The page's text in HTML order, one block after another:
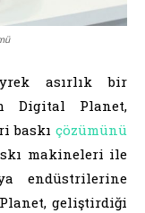
asırlık bir
Digital Planet,
baskı çözümünü
makineleri ile
endüstrilerine
geliştirdiği